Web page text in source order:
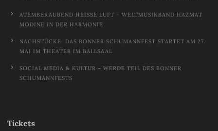
ATEMBERAUBEND HEISSE LUFT – WELTMUSIKBAND HAZMAT M
ODINE IN DER HARMONIE
NACHSTÜCKE. DAS BONNER SCHUMANNFEST STARTET AM 27.
MAI IM THEATER IM BALLSAAL
SOCIAL MEDIA & KULTUR – WERDE TEIL DES BONNER
SCHUMANNFESTS
Tickets